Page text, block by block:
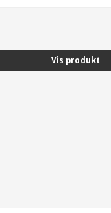
Vis produkt